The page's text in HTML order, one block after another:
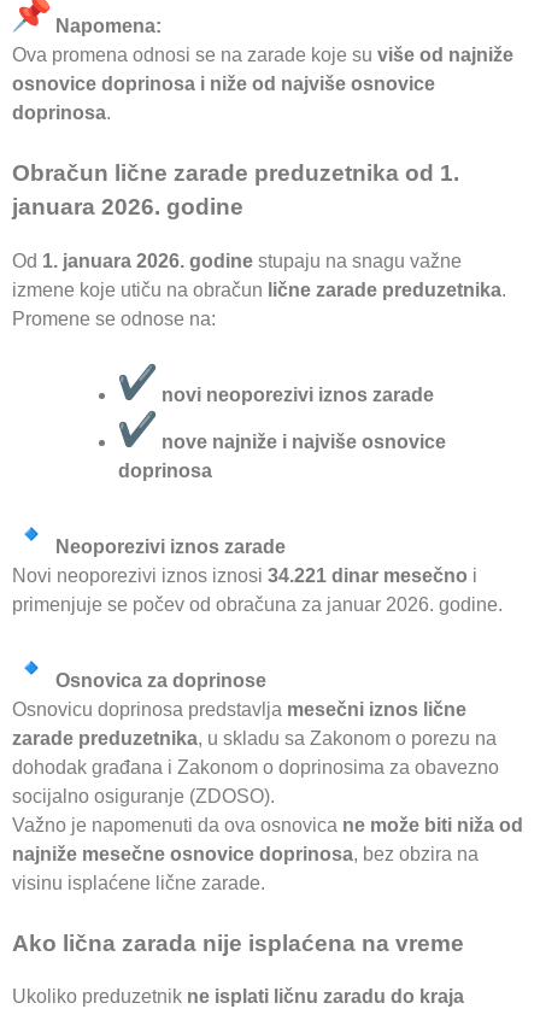
Napomena:
Ova promena odnosi se na zarade koje su više od najniže
osnovice doprinosa i niže od najviše osnovice
doprinosa.
Obračun lične zarade preduzetnika od 1.
januara 2026. godine
Od 1. januara 2026. godine stupaju na snagu važne
izmene koje utiču na obračun lične zarade preduzetnika.
Promene se odnose na:
novi neoporezivi iznos zarade
nove najniže i najviše osnovice
doprinosa
Neoporezivi iznos zarade
Novi neoporezivi iznos iznosi 34.221 dinar mesečno i
primenjuje se počev od obračuna za januar 2026. godine.
Osnovica za doprinose
Osnovicu doprinosa predstavlja mesečni iznos lične
zarade preduzetnika, u skladu sa Zakonom o porezu na
dohodak građana i Zakonom o doprinosima za obavezno
socijalno osiguranje (ZDOSO).
Važno je napomenuti da ova osnovica ne može biti niža od
najniže mesečne osnovice doprinosa, bez obzira na
visinu isplaćene lične zarade.
Ako lična zarada nije isplaćena na vreme
Ukoliko preduzetnik ne isplati ličnu zaradu do kraja